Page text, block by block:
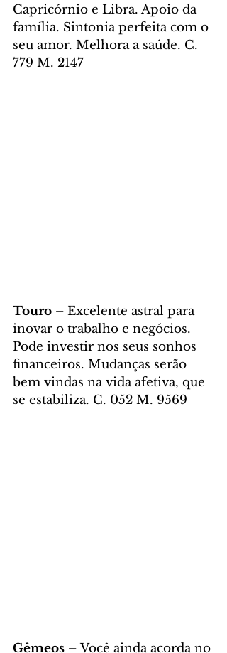
Capricórnio e Libra. Apoio da
família. Sintonia perfeita com o
seu amor. Melhora a saúde. C.
779 M. 2147
Touro – Excelente astral para
inovar o trabalho e negócios.
Pode investir nos seus sonhos
financeiros. Mudanças serão
bem vindas na vida afetiva, que
se estabiliza. C. 052 M. 9569
Gêmeos – Você ainda acorda no